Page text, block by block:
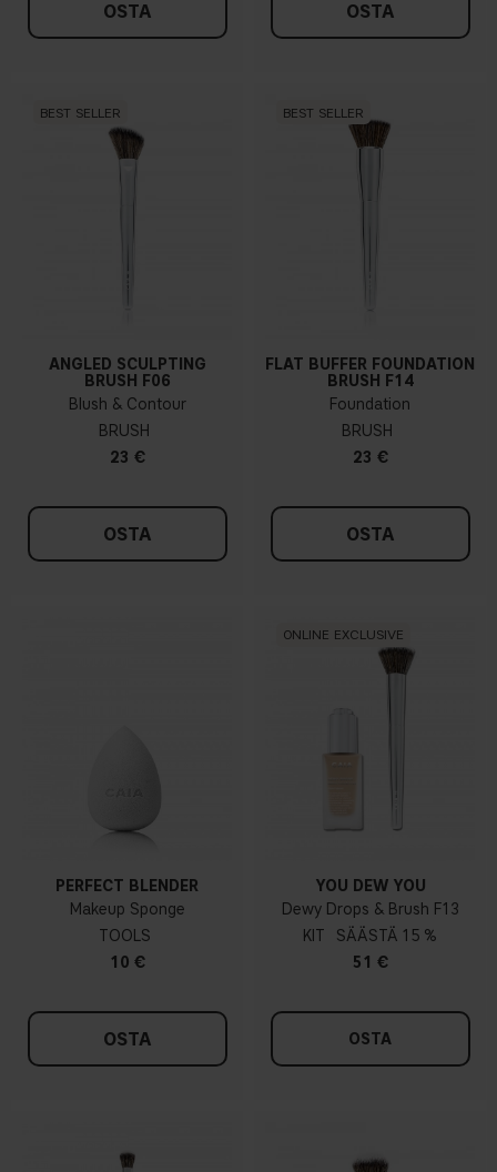
OSTA OSTA
BEST SELLER
ANGLED SCULPTING
BRUSH F06
Blush & Contour
BRUSH
23 €
OSTA
BEST SELLER
FLAT BUFFER FOUNDATION
BRUSH F14
Foundation
BRUSH
23 €
OSTA
PERFECT BLENDER
Makeup Sponge
TOOLS
10 €
OSTA
ONLINE EXCLUSIVE
YOU DEW YOU
Dewy Drops & Brush F13
KIT
15 %
51 €
OSTA